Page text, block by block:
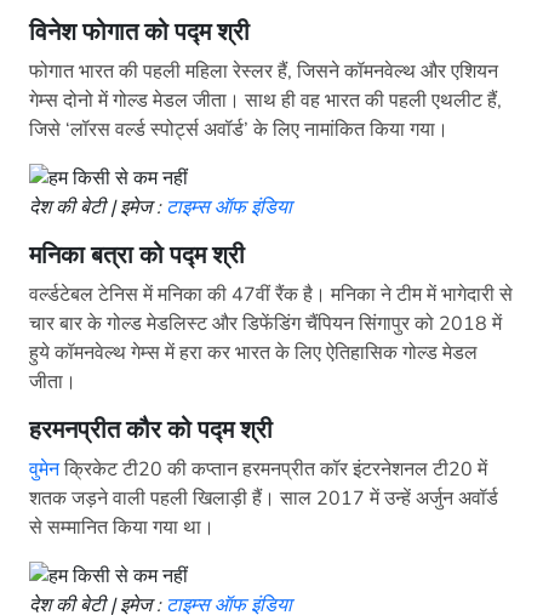
विनेश फोगात को पद्म श्री
फोगात भारत की पहली महिला रेस्लर हैं, जिसने कॉमनवेल्थ और एशियन
गेम्स दोनो में गोल्ड मेडल जीता। साथ ही वह भारत की पहली एथलीट हैं,
जिसे ‘लॉरस वर्ल्ड स्पोर्ट्स अवॉर्ड’ के लिए नामांकित किया गया।
देश की बेटी | इमेज : टाइम्स ऑफ इंडिया
मनिका बत्रा को पद्म श्री
वर्ल्डटेबल टेनिस में मनिका की 47वीं रैंक है। मनिका ने टीम में भागेदारी से
चार बार के गोल्ड मेडलिस्ट और डिफेंडिंग चैंपियन सिंगापुर को 2018 में
हुये कॉमनवेल्थ गेम्स में हरा कर भारत के लिए ऐतिहासिक गोल्ड मेडल
जीता।
हरमनप्रीत कौर को पद्म श्री
वुमेनक्रिकेट टी20 की कप्तान हरमनप्रीत कॉर इंटरनेशनल टी20 में
शतक जड़ने वाली पहली खिलाड़ी हैं। साल 2017 में उन्हें अर्जुन अवॉर्ड
से सम्मानित किया गया था।
देश की बेटी | इमेज : टाइम्स ऑफ इंडिया